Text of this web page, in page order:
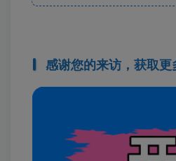
感谢您的来访，获取更